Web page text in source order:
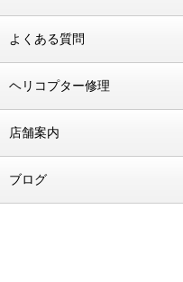
よくある質問
ヘリコプター修理
店舗案内
ブログ